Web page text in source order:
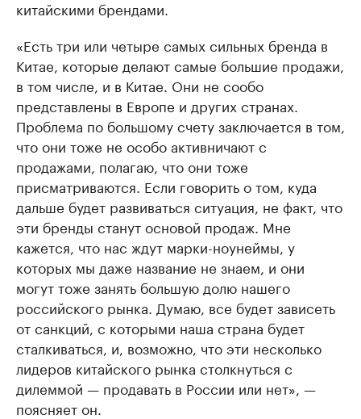
китайскими брендами.
«Есть три или четыре самых сильных бренда в
Китае, которые делают самые большие продажи,
в том числе, и в Китае. Они не сообо
представлены в Европе и других странах.
Проблема по большому счету заключается в том,
что они тоже не особо активничают с
продажами, полагаю, что они тоже
присматриваются. Если говорить о том, куда
дальше будет развиваться ситуация, не факт, что
эти бренды станут основой продаж. Мне
кажется, что нас ждут марки-ноунеймы, у
которых мы даже название не знаем, и они
могут тоже занять большую долю нашего
российского рынка. Думаю, все будет зависеть
от санкций, с которыми наша страна будет
сталкиваться, и, возможно, что эти несколько
лидеров китайского рынка столкнуться с
дилеммой — продавать в России или нет», —
поясняет он.